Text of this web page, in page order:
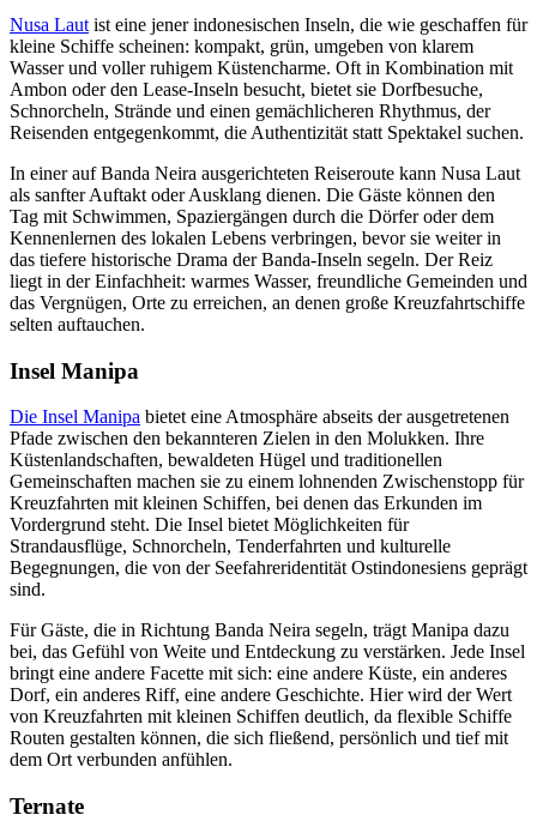
Nusa Laut ist eine jener indonesischen Inseln, die wie geschaffen für
kleine Schiffe scheinen: kompakt, grün, umgeben von klarem
Wasser und voller ruhigem Küstencharme. Oft in Kombination mit
Ambon oder den Lease-Inseln besucht, bietet sie Dorfbesuche,
Schnorcheln, Strände und einen gemächlicheren Rhythmus, der
Reisenden entgegenkommt, die Authentizität statt Spektakel suchen.
In einer auf Banda Neira ausgerichteten Reiseroute kann Nusa Laut
als sanfter Auftakt oder Ausklang dienen. Die Gäste können den
Tag mit Schwimmen, Spaziergängen durch die Dörfer oder dem
Kennenlernen des lokalen Lebens verbringen, bevor sie weiter in
das tiefere historische Drama der Banda-Inseln segeln. Der Reiz
liegt in der Einfachheit: warmes Wasser, freundliche Gemeinden und
das Vergnügen, Orte zu erreichen, an denen große Kreuzfahrtschiffe
selten auftauchen.
Insel Manipa
Die Insel Manipa bietet eine Atmosphäre abseits der ausgetretenen
Pfade zwischen den bekannteren Zielen in den Molukken. Ihre
Küstenlandschaften, bewaldeten Hügel und traditionellen
Gemeinschaften machen sie zu einem lohnenden Zwischenstopp für
Kreuzfahrten mit kleinen Schiffen, bei denen das Erkunden im
Vordergrund steht. Die Insel bietet Möglichkeiten für
Strandausflüge, Schnorcheln, Tenderfahrten und kulturelle
Begegnungen, die von der Seefahreridentität Ostindonesiens geprägt
sind.
Für Gäste, die in Richtung Banda Neira segeln, trägt Manipa dazu
bei, das Gefühl von Weite und Entdeckung zu verstärken. Jede Insel
bringt eine andere Facette mit sich: eine andere Küste, ein anderes
Dorf, ein anderes Riff, eine andere Geschichte. Hier wird der Wert
von Kreuzfahrten mit kleinen Schiffen deutlich, da flexible Schiffe
Routen gestalten können, die sich fließend, persönlich und tief mit
dem Ort verbunden anfühlen.
Ternate